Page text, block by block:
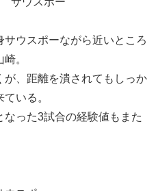
ウスポーながら近いところ
。
、距離を潰されてもしっか
いる。
った3試合の経験値もまた